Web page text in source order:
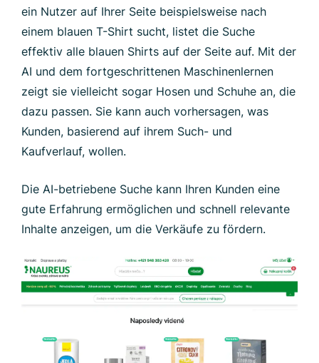
ein Nutzer auf Ihrer Seite beispielsweise nach
einem blauen T-Shirt sucht, listet die Suche
effektiv alle blauen Shirts auf der Seite auf. Mit der
AI und dem fortgeschrittenen Maschinenlernen
zeigt sie vielleicht sogar Hosen und Schuhe an, die
dazu passen. Sie kann auch vorhersagen, was
Kunden, basierend auf ihrem Such- und
Kaufverlauf, wollen.
Die AI-betriebene Suche kann Ihren Kunden eine
gute Erfahrung ermöglichen und schnell relevante
Inhalte anzeigen, um die Verkäufe zu fördern.